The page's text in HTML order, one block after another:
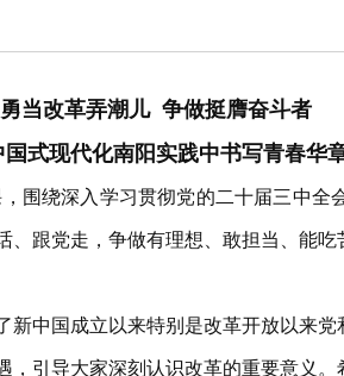
勇当改革弄潮儿 争做挺膺奋斗者
国式现代化南阳实践中书写青春华
围绕深入学习贯彻党的二十届三中全
跟党走，争做有理想、敢担当、能
中国成立以来特别是改革开放以来
引导大家深刻认识改革的重要意义